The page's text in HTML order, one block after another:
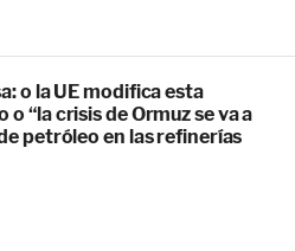
o la UE modifica esta
“la crisis de Ormuz se va a
petróleo en las refinerías